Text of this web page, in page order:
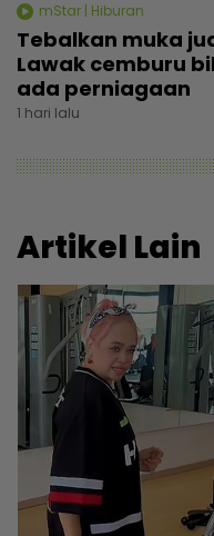
mStar | Hiburan
Tebalkan muka
Lawak cemburu
ada perniagaan
1 hari lalu
Artikel Lain